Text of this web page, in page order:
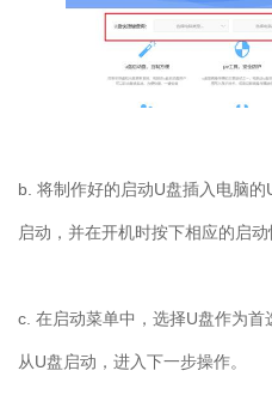
b. 将制作好的启动U盘插入电脑
启动，并在开机时按下相应的启动
c. 在启动菜单中，选择U盘作为
从U盘启动，进入下一步操作。